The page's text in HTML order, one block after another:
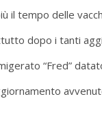
il tempo delle
dopo i tanti
“Fred”